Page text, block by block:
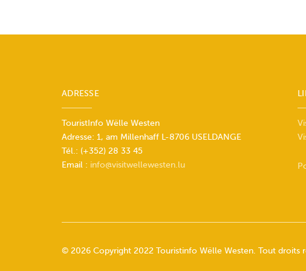
ADRESSE
TouristInfo Wëlle Westen
Adresse: 1, am Millenhaff L-8706 USELDANGE
Tél.: (+352) 28 33 45
Email : info@visitwellewesten.lu
© 2026 Copyright 2022 Touristinfo Wëlle Westen. Tout droits